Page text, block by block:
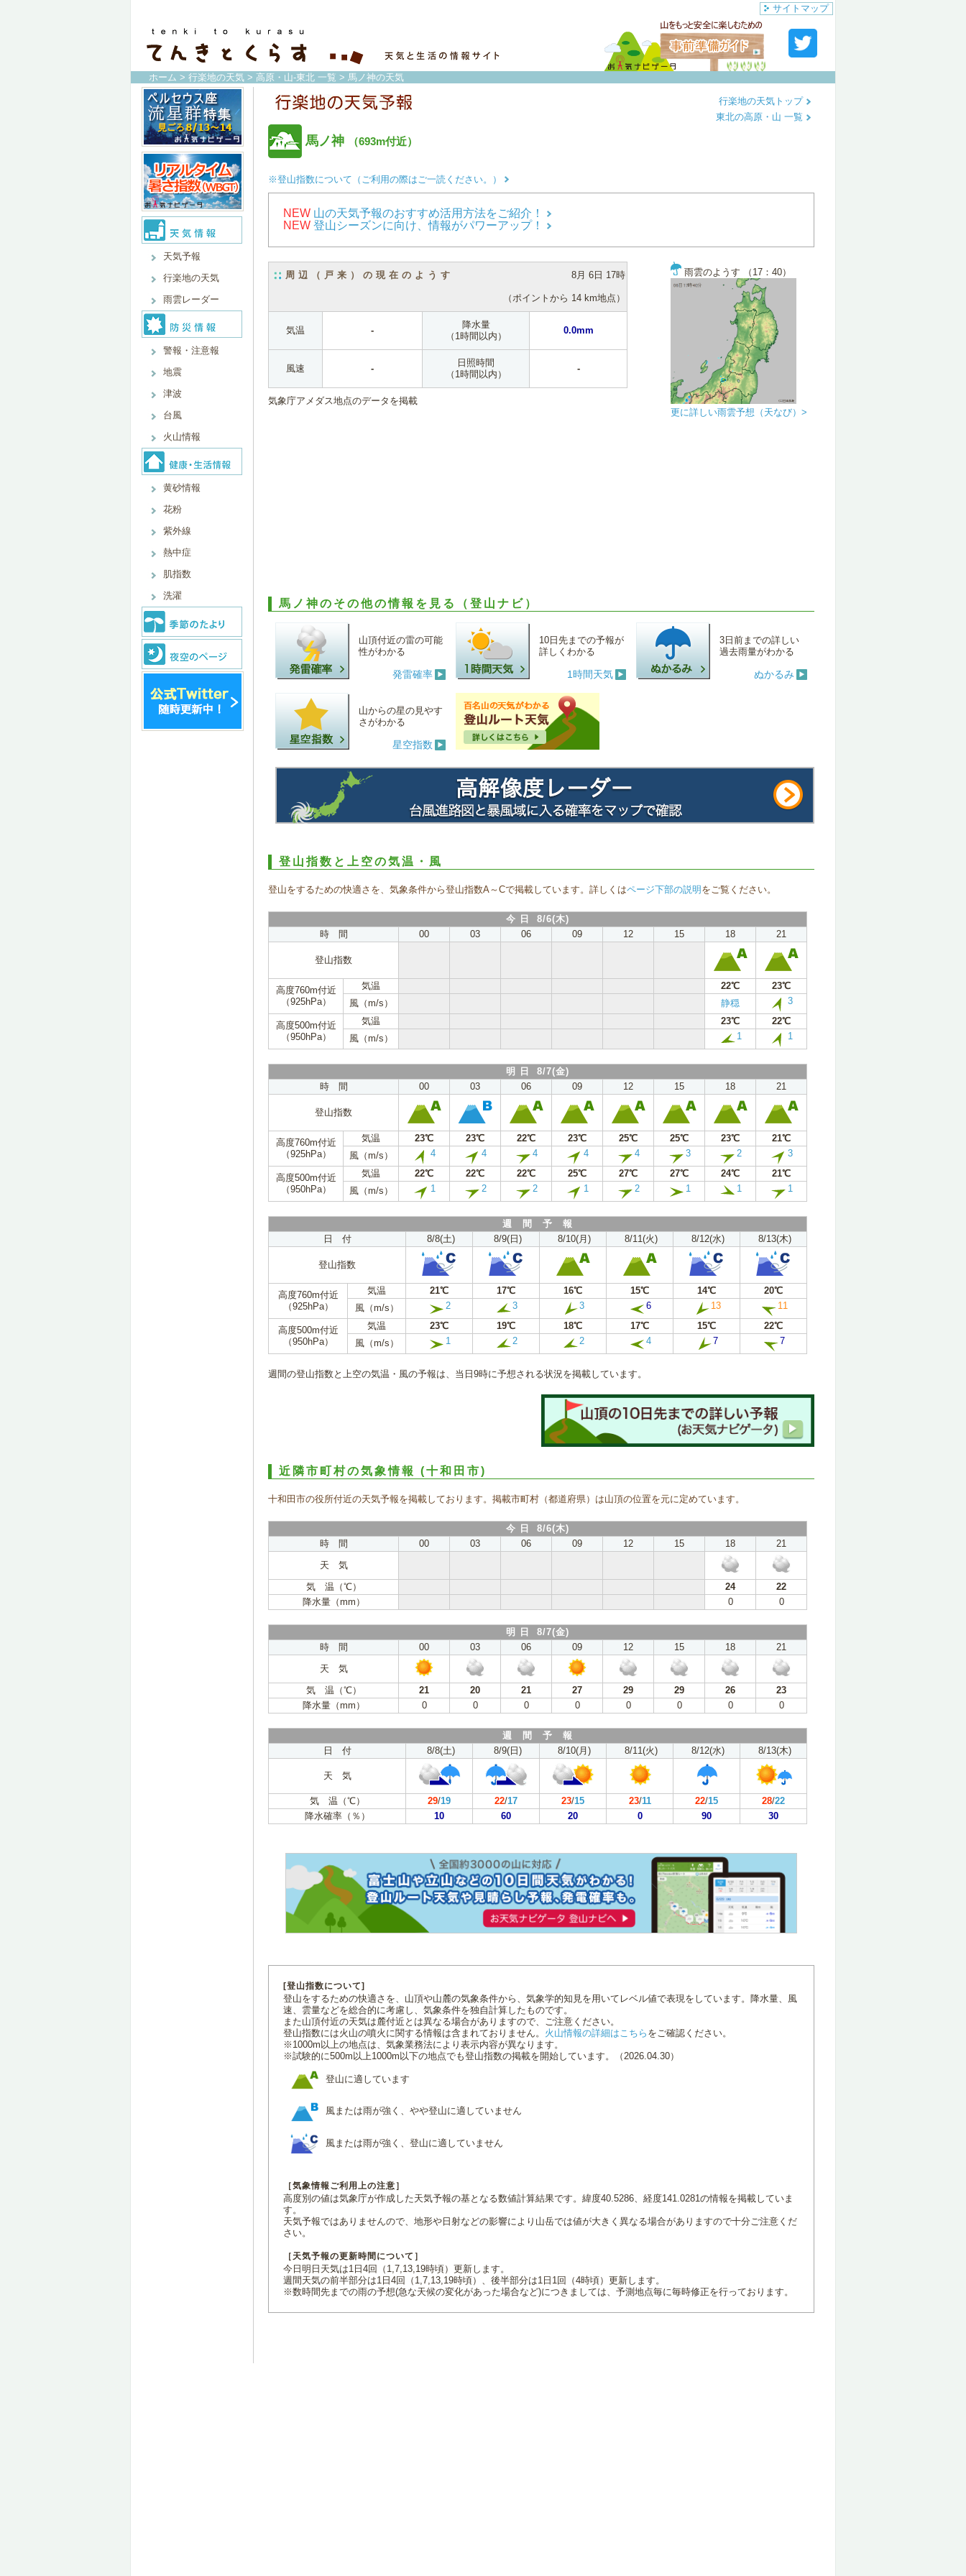
サイトマップ
ホーム > 行楽地の天気 > 高原・山-東北 一覧 > 馬ノ神の天気
天気予報
行楽地の天気
雨雲レーダー
警報・注意報
地震
津波
台風
火山情報
黄砂情報
花粉
紫外線
熱中症
肌指数
洗濯
馬ノ神 （693m付近）
行楽地の天気トップ
東北の高原・山 一覧
※登山指数について（ご利用の際はご一読ください。）
NEW 山の天気予報のおすすめ活用方法をご紹介！
NEW 登山シーズンに向け、情報がパワーアップ！
周辺（戸来）の現在のようす 8月 6日 17時
（ポイントから 14 km地点）
気温 -
降水量
（1時間以内）
0.0mm
風速 -
日照時間
（1時間以内）
-
気象庁アメダス地点のデータを掲載
雨雲のようす （17：40）
更に詳しい雨雲予想（天なび）>
馬ノ神のその他の情報を見る（登山ナビ）
山頂付近の雷の可能
性がわかる
発雷確率
10日先までの予報が
詳しくわかる
1時間天気
3日前までの詳しい
過去雨量がわかる
ぬかるみ
山からの星の見やす
さがわかる
星空指数
登山指数と上空の気温・風
登山をするための快適さを、気象条件から登山指数A～Cで掲載しています。詳しくはページ下部の説明 をご覧ください。
今 日 8/6(木)
時 間
00 03 06 09 12 15 18 21
登山指数
高度760m付近
（925hPa）
気温 22℃
23℃
風（m/s）
静穏 3
高度500m付近
（950hPa）
気温 23℃
22℃
風（m/s）
1 1
明 日 8/7(金)
時 間
00 03 06 09 12 15 18 21
登山指数
高度760m付近
（925hPa）
気温 23℃ 23℃ 22℃ 23℃ 25℃ 25℃ 23℃
21℃
風（m/s）
4 4 4 4 4 3 2 3
高度500m付近
（950hPa）
気温 22℃ 22℃ 22℃ 25℃ 27℃ 27℃ 24℃
21℃
風（m/s）
1 2 2 1 2 1 1 1
週 間 予 報
日 付
8/8(土) 8/9(日) 8/10(月) 8/11(火) 8/12(水) 8/13(木)
登山指数
高度760m付近
（925hPa）
気温 21℃ 17℃ 16℃ 15℃ 14℃
20℃
風（m/s）
2 3 3 6 13 11
高度500m付近
（950hPa）
気温 23℃ 19℃ 18℃ 17℃ 15℃
22℃
風（m/s）
1 2 2 4 7 7
週間の登山指数と上空の気温・風の予報は、当日9時に予想される状況を掲載しています。
近隣市町村の気象情報 (十和田市)
十和田市の役所付近の天気予報を掲載しております。掲載市町村（都道府県）は山頂の位置を元に定めています。
今 日 8/6(木)
時 間
00 03 06 09 12 15 18
21
天 気
気 温（℃）
24
22
降水量（mm）
0 0
明 日 8/7(金)
時 間
00 03 06 09 12 15 18
21
天 気
気 温（℃）
21 20 21 27 29 29 26
23
降水量（mm）
0 0 0 0 0 0 0 0
週 間 予 報
日 付
8/8(土) 8/9(日) 8/10(月) 8/11(火) 8/12(水) 8/13(木)
天 気
気 温（℃） 29/19 22/17 23/15 23/11 22/15 28/22
降水確率（％）
10 60 20 0 90 30
[登山指数について]
登山をするための快適さを、山頂や山麓の気象条件から、気象学的知見を用いてレベル値で表現をしています。降水量、風
速、雲量などを総合的に考慮し、気象条件を独自計算したものです。
また山頂付近の天気は麓付近とは異なる場合がありますので、ご注意ください。
登山指数には火山の噴火に関する情報は含まれておりません。 火山情報の詳細はこちら をご確認ください。
※1000m以上の地点は、気象業務法により表示内容が異なります。
※試験的に500m以上1000m以下の地点でも登山指数の掲載を開始しています。（2026.04.30）
登山に適しています
風または雨が強く、やや登山に適していません
風または雨が強く、登山に適していません
［気象情報ご利用上の注意］
高度別の値は気象庁が作成した天気予報の基となる数値計算結果です。緯度40.5286、経度141.0281の情報を掲載していま
す。
天気予報ではありませんので、地形や日射などの影響により山岳では値が大きく異なる場合がありますので十分ご注意くだ
さい。
［天気予報の更新時間について］
今日明日天気は1日4回（1,7,13,19時頃）更新します。
週間天気の前半部分は1日4回（1,7,13,19時頃）、後半部分は1日1回（4時頃）更新します。
※数時間先までの雨の予想(急な天候の変化があった場合など)につきましては、予測地点毎に毎時修正を行っております。